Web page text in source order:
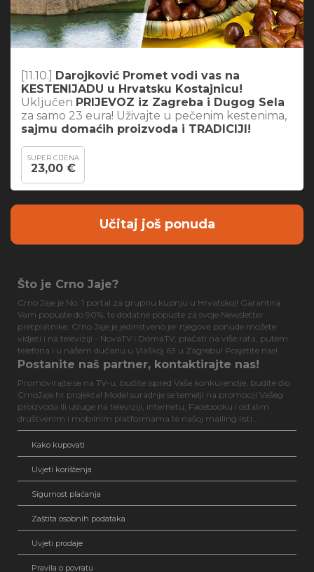
[11.10.]
Darojković Promet vodi vas na
KESTENIJADU u Hrvatsku Kostajnicu!
Uključen PRIJEVOZ iz Zagreba i Dugog Sela
za samo 23 eura! Uživajte u pečenim kestenima,
sajmu domaćih proizvoda i TRADICIJI!
SUPER CIJENA
23,00 €
Učitaj još ponuda
Što je Crno Jaje?
Crno Jaje je No. 1 portal za grupnu kupnju u Hrvatskoj! Garantira
Vam popuste do 90%, te dodatne popuste za svoje Newsletter
pretplatnike. Crno Jaje je jedinstveno jer njegove ponude možete
vidjeti i na televiziji - NovaTV i DomaTV, plaćati na više rata, putem
telefona i u našem dućanu u Vlaškoj 63 u Zagrebu! Posjetite nas!
Postanite naš partner, kontaktirajte nas!
Promovirajte se na TV-u, budite ispred Vaše konkurencije, budite dio
CrnoJaje.hr projekta! Model suradnje se temelji na promociji Vašeg
proizvoda ili usluge na televiziji, internetu, Facebooku i ostalim
društvenim i mobilnim platformama te našoj mailing listi...
Kako kupovati
Uvjeti korištenja
Sigurnost plaćanja
Zaštita osobnih podataka
Uvjeti prodaje
Pravila o povratu